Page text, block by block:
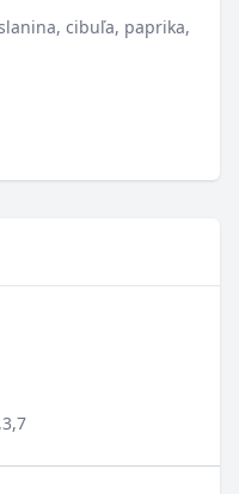
cibuľa, paprika,